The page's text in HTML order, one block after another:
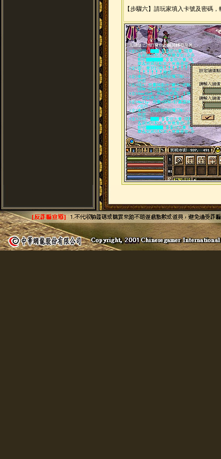
【步驟六】請玩家填入卡號及密碼